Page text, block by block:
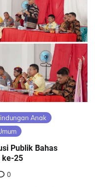
Anak
Publik Bahas
ke-25
0